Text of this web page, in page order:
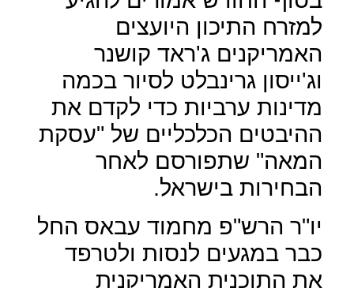
למזרח התיכון היועצים
האמריקנים ג'ראד קושנר
וג'ייסון גרינבלט לסיור בכמה
מדינות ערביות כדי לקדם את
ההיבטים הכלכליים של "עסקת
המאה" שתפורסם לאחר
הבחירות בישראל.
יו"ר הרש"פ מחמוד עבאס החל
כבר במגעים לנסות ולטרפד
את התוכנית האמריקנית